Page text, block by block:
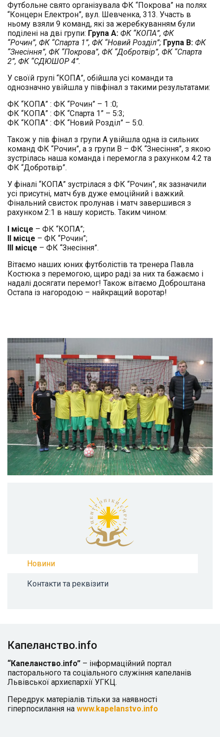
Футбольне свято організувала ФК “Покрова” на полях
“Концерн Електрон”, вул. Шевченка, 313. Участь в
ньому взяли 9 команд, які за жеребкуванням були
поділені на дві групи: Група А: ФК “КОПА”, ФК
“Рочин”, ФК “Спарта 1”, ФК “Новий Розділ”; Група В: ФК
“Знесіння”, ФК “Покрова”, ФК “Добротвір”, ФК “Спарта
2”, ФК “СДЮШОР 4”.
У своїй групі “КОПА”, обійшла усі команди та
однозначно увійшла у півфінал з такими результатами:
ФК “КОПА” : ФК “Рочин” – 1 :0;
ФК “КОПА” : ФК “Спарта 1” – 5:3;
ФК “КОПА” : ФК “Новий Розділ” – 5:0.
Також у пів фінал з групи А увійшла одна із сильних
команд ФК “Рочин”, а з групи В – ФК “Знесіння”, з якою
зустрілась наша команда і перемогла з рахунком 4:2 та
ФК “Добротвір”.
У фіналі “КОПА” зустрілася з ФК “Рочин”, як зазначили
усі присутні, матч був дуже емоційний і важкий.
Фінальний свисток пролунав і матч завершився з
рахунком 2:1 в нашу користь. Таким чином:
І місце – ФК “КОПА”;
ІІ місце – ФК “Рочин”;
ІІІ місце – ФК “Знесіння”.
Вітаємо наших юних футболістів та тренера Павла
Костюка з перемогою, щиро раді за них та бажаємо і
надалі досягати перемог! Також вітаємо Доброштана
Остапа із нагородою – найкращий воротар!
Новини
Контакти та реквізити
Капеланство.info
“Капеланство.info” – інформаційний портал
пасторального та соціального служіння капеланів
Львівської архиєпархії УГКЦ.
Передрук матеріалів тільки за наявності
гіперпосилання на www.kapelanstvo.info